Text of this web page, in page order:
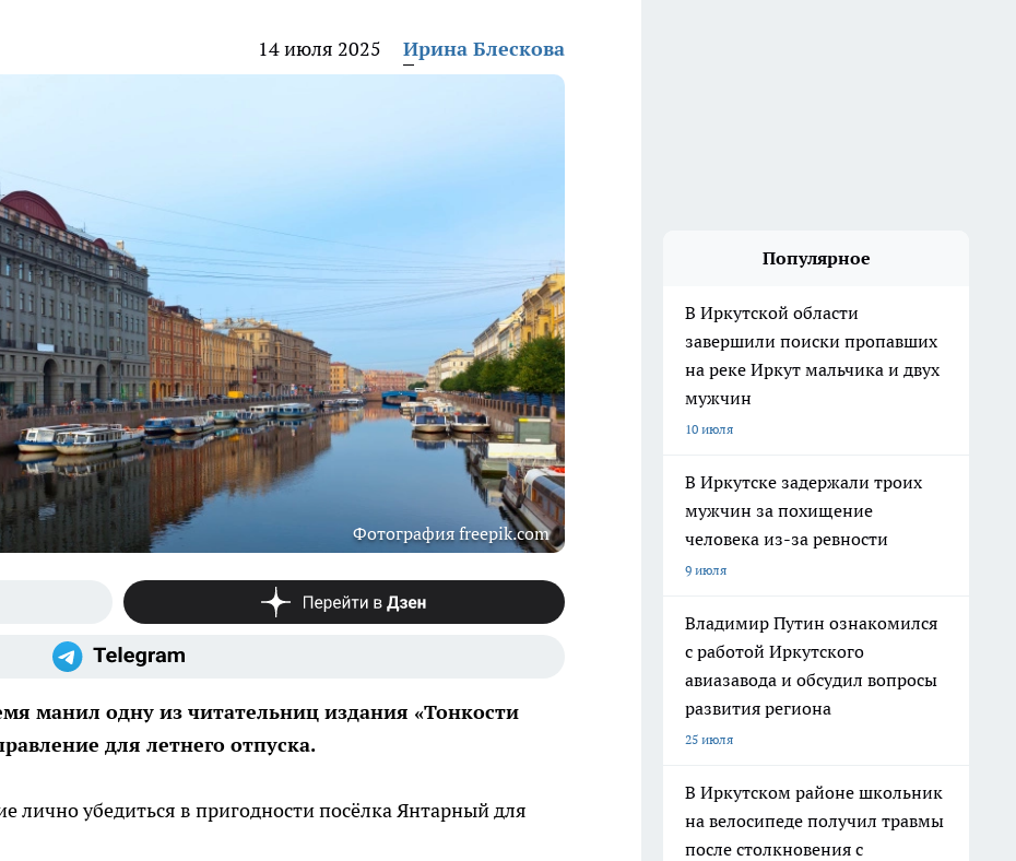
14 июля 2025 Ирина Блескова
Фотография freepik.com
манил одну из читательниц издания «Тонкости
для летнего отпуска.
лично убедиться в пригодности посёлка Янтарный для
Популярное
В Иркутской области
завершили поиски пропавших
на реке Иркут мальчика и двух
мужчин
10 июля
В Иркутске задержали троих
мужчин за похищение
человека из-за ревности
9 июля
Владимир Путин ознакомился
с работой Иркутского
авиазавода и обсудил вопросы
развития региона
25 июля
В Иркутском районе школьник
на велосипеде получил травмы
после столкновения с